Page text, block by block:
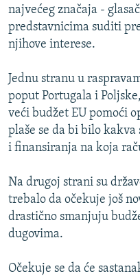
SVE KARTE DEJTONA
NASTANAK I RASPAD
najvećeg značaja -
predstavnicima suditi
njihove interese.
Jednu stranu u
poput Portugala i
veći budžet EU pomoći
plaše se da bi bilo
i finansiranja na koja
Na drugoj strani su
trebalo da očekuje još
drastično smanjuju
dugovima.
Očekuje se da će